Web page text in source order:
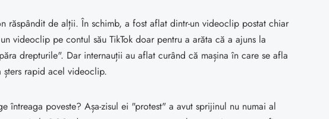
răspândit de alții. În schimb, a fost aflat dintr-un videoclip postat chiar
videoclip pe contul său TikTok doar pentru a arăta că a ajuns la
drepturile". Dar internauții au aflat curând că mașina în care se afla
rapid acel videoclip.
întreaga poveste? Așa-zisul ei "protest" a avut sprijinul nu numai al